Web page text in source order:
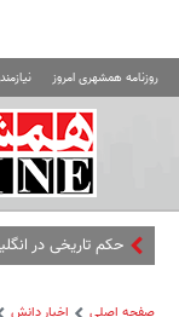
روزنامه همشهری امروز
حکم تاریخی در
صفحه اصلی اخبار دانش